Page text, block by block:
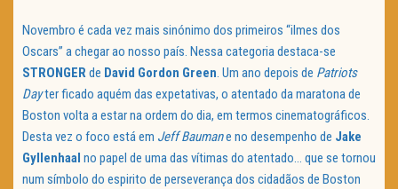
Novembro é cada vez mais sinónimo dos primeiros “ilmes dos
Oscars” a chegar ao nosso país. Nessa categoria destaca-se
STRONGERde David Gordon Green. Um ano depois de Patriots
Dayter ficado aquém das expetativas, o atentado da maratona de
Boston volta a estar na ordem do dia, em termos cinematográficos.
Desta vez o foco está em Jeff Baumane no desempenho de Jake
Gyllenhaal no papel de uma das vítimas do atentado… que se tornou
num símbolo do espirito de perseverança dos cidadãos de Boston